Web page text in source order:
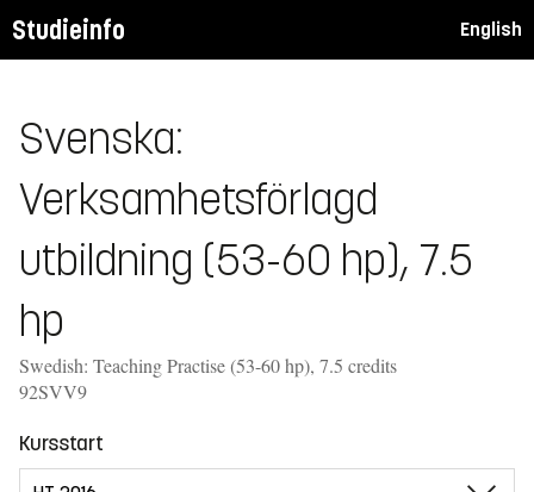
Studieinfo English
Svenska:
Verksamhetsförlagd
utbildning (53-60 hp), 7.5
hp
Swedish: Teaching Practise (53-60 hp), 7.5 credits
92SVV9
Kursstart